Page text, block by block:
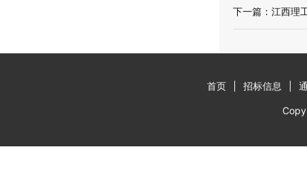
下一篇： 江西理
首页 招标信息